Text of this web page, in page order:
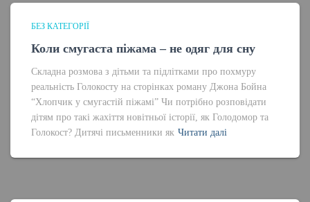
БЕЗ КАТЕГОРІЇ
Коли смугаста піжама – не одяг для сну
Складна розмова з дітьми та підлітками про похмуру
реальність Голокосту на сторінках роману Джона Бойна
“Хлопчик у смугастій піжамі” Чи потрібно розповідати
дітям про такі жахіття новітньої історії, як Голодомор та
Голокост? Дитячі письменники як Читати далі